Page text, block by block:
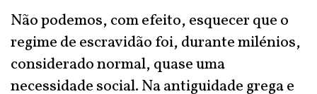
Não podemos, com efeito, esquecer que o
regime de escravidão foi, durante milénios,
considerado normal, quase uma
necessidade social. Na antiguidade grega e